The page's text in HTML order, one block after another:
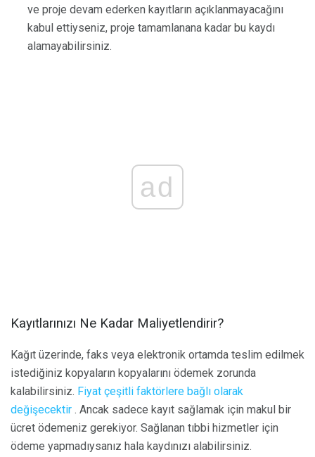
ve proje devam ederken kayıtların açıklanmayacağını
kabul ettiyseniz, proje tamamlanana kadar bu kaydı
alamayabilirsiniz.
ad
Kayıtlarınızı Ne Kadar Maliyetlendirir?
Kağıt üzerinde, faks veya elektronik ortamda teslim edilmek
istediğiniz kopyaların kopyalarını ödemek zorunda
kalabilirsiniz. Fiyat çeşitli faktörlere bağlı olarak
değişecektir . Ancak sadece kayıt sağlamak için makul bir
ücret ödemeniz gerekiyor. Sağlanan tıbbi hizmetler için
ödeme yapmadıysanız hala kaydınızı alabilirsiniz.